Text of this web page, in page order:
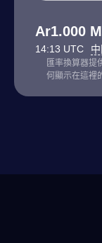
Ar1.000
14:13 UTC
匯率換算器提
何顯示在這裡